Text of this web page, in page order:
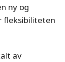
ny og
fleksibiliteten
av